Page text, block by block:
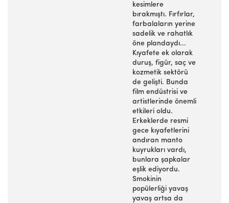
kesimlere
bırakmıştı. Fırfırlar,
farbalaların yerine
sadelik ve rahatlık
öne plandaydı...
Kıyafete ek olarak
duruş, figür, saç ve
kozmetik sektörü
de gelişti. Bunda
film endüstrisi ve
artistlerinde önemli
etkileri oldu.
Erkeklerde resmi
gece kıyafetlerini
andıran manto
kuyrukları vardı,
bunlara şapkalar
eşlik ediyordu.
Smokinin
popülerliği yavaş
yavaş artsa da